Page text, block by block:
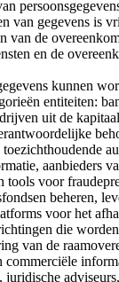
van gegevens is
van de
en de
kunnen
entiteiten:
uit de
aanbieders
tools voor
beheren,
voor het
die
van de
commerciële
juridische